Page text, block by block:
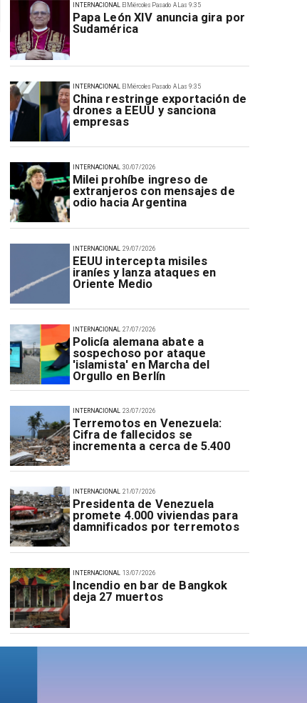
El Miércoles Pasado A Las 9:35
Papa León XIV anuncia gira por
Sudamérica
INTERNACIONAL
El Miércoles Pasado A Las 9:35
China restringe exportación de
drones a EEUU y sanciona
empresas
INTERNACIONAL
30/07/2026
Milei prohíbe ingreso de
extranjeros con mensajes de
odio hacia Argentina
INTERNACIONAL
29/07/2026
EEUU intercepta misiles
iraníes y lanza ataques en
Oriente Medio
INTERNACIONAL
27/07/2026
Policía alemana abate a
sospechoso por ataque
'islamista' en Marcha del
Orgullo en Berlín
INTERNACIONAL
23/07/2026
Terremotos en Venezuela:
Cifra de fallecidos se
incrementa a cerca de 5.400
INTERNACIONAL
21/07/2026
Presidenta de Venezuela
promete 4.000 viviendas para
damnificados por terremotos
INTERNACIONAL
13/07/2026
Incendio en bar de Bangkok
deja 27 muertos
INTERNACIONAL